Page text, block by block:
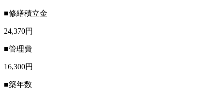
■修繕積立金
24,370円
■管理費
16,300円
■築年数